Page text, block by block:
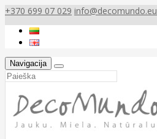
+370 699 07 029 info@decomundo.eu
Navigacija